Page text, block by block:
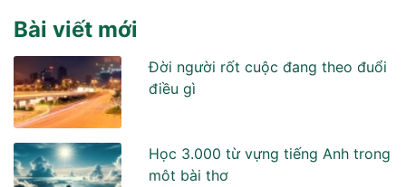
Bài viết mới
Đời người rốt cuộc đang theo đuổi
điều gì
Học 3.000 từ vựng tiếng Anh trong
môt bài thơ